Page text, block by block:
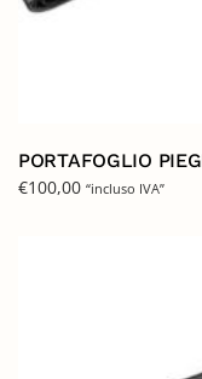
PORTAFOGLIO
€100,00 “incluso IVA”